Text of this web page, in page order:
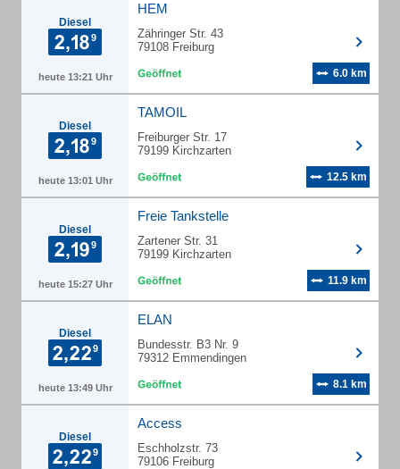
Diesel
heute 13:21 Uhr
HEM
Zähringer Str. 43
79108 Freiburg
6.0 km
Diesel
heute 13:01 Uhr
TAMOIL
Freiburger Str. 17
79199 Kirchzarten
12.5 km
Diesel
heute 15:27 Uhr
Freie Tankstelle
Zartener Str. 31
79199 Kirchzarten
11.9 km
Diesel
heute 13:49 Uhr
ELAN
Bundesstr. B3 Nr. 9
79312 Emmendingen
8.1 km
Diesel
Access
Eschholzstr. 73
79106 Freiburg